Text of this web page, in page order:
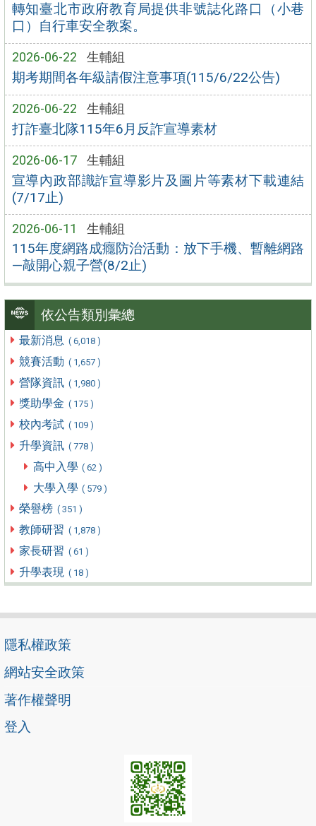
轉知臺北市政府教育局提供非號誌化路口（小巷
口）自行車安全教案。
2026-06-22 生輔組
期考期間各年級請假注意事項(115/6/22公告)
2026-06-22 生輔組
打詐臺北隊115年6月反詐宣導素材
2026-06-17 生輔組
宣導內政部識詐宣導影片及圖片等素材下載連結
(7/17止)
2026-06-11 生輔組
115年度網路成癮防治活動：放下手機、暫離網路
—敲開心親子營(8/2止)
依公告類別彙總
最新消息 ( 6,018 )
競賽活動 ( 1,657 )
營隊資訊 ( 1,980 )
獎助學金 ( 175 )
校內考試 ( 109 )
升學資訊 ( 778 )
高中入學 ( 62 )
大學入學 ( 579 )
榮譽榜 ( 351 )
教師研習 ( 1,878 )
家長研習 ( 61 )
升學表現 ( 18 )
隱私權政策
網站安全政策
著作權聲明
登入